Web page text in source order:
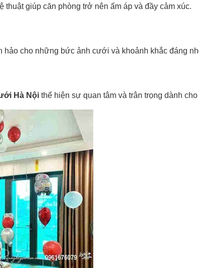
giúp căn phòng trở nên ấm áp và đầy cảm xúc.
hảo cho những bức ảnh cưới và khoảnh khắc đáng
Hà Nội thể hiện sự quan tâm và trân trọng dành